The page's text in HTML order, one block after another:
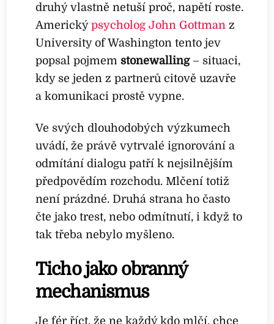
druhý vlastně netuší proč, napětí roste.
Americkýpsycholog John Gottman z
University of Washington tento jev
popsal pojmemstonewalling– situaci,
kdy se jeden z partnerů citově uzavře
a komunikaci prostě vypne.
Ve svých dlouhodobých výzkumech
uvádí, že právě vytrvalé ignorování a
odmítání dialogu patří k nejsilnějším
předpovědím rozchodu. Mlčení totiž
není prázdné. Druhá strana ho často
čte jako trest, nebo odmítnutí, i když to
tak třeba nebylo myšleno.
Ticho jako obranný
mechanismus
Je fér říct, že ne každý kdo mlčí, chce